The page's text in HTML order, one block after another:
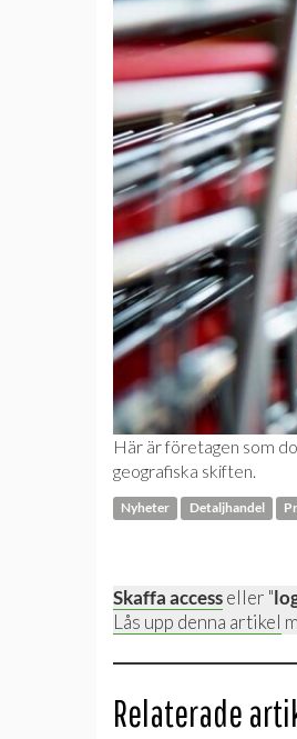
Här är företagen som
geografiska skiften.
Nyheter Detaljhandel
Skaffa accesseller "
Lås upp denna artikel
Relaterade